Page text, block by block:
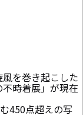
を巻き起こした
不時着展」が現在
450点超えの写